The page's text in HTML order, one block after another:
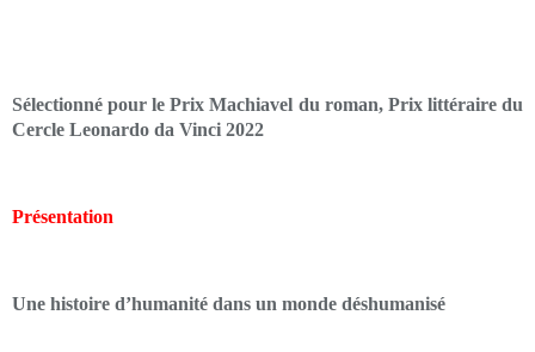
Sélectionné pour le Prix Machiavel du roman, Prix littéraire du
Cercle Leonardo da Vinci 2022
Présentation
Une histoire d’humanité dans un monde déshumanisé